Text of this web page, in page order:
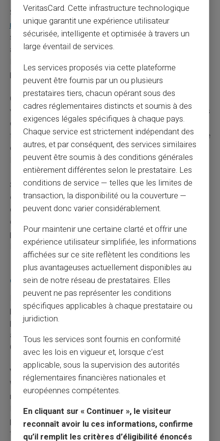
Signalez l'arnaque sur la plateforme PHAROS du
ministère de l'Intérieur. Ce service recueille les
signalements d'escroqueries en ligne. Vos informations
alimentent les bases de données des forces de l'ordre.
D'autres victimes potentielles peuvent ainsi être
protégées.
Contestez la transaction auprès de votre banque avec
votre récépissé de plainte. Les établissements bancaires
disposent de procédures de remboursement des
fraudes. Vous devez prouver votre bonne foi et l'absence
de négligence. Le délai de remboursement varie selon
les situations.
Signalez le profil frauduleux sur le réseau social
concerné.Facebook, Instagram et Vinted ferment les
comptes signalés à répétition. Votre action protège
d'autres utilisateurs contre le même escroc. Les
plateformes prennent ces signalements au sérieux pour
leur réputation.
Les spécificités de chaque plateforme à
connaître
Facebook Marketplace recommande les paiements en
personne uniquement. La plateforme n'offre aucune
protection pour les transactions à distance. Vous
assumez seul les risques des achats ou ventes livrés.
Cette limitation pousse à la prudence maximale.
Vinted impose son système de paiement Vinted
Wallet pour protéger les utilisateurs.Le vendeur ne
reçoit l'argent qu'après confirmation de livraison par
l'acheteur. Cette sécurité justifie les frais de service
prélevés par la plateforme. Vous payez pour la
tranquillité d'esprit.
VeritasCard. Cette infrastructure technologique
unique garantit une expérience utilisateur
sécurisée, intelligente et optimisée à travers un
large éventail de services.
Les services proposés via cette plateforme
peuvent être fournis par un ou plusieurs
prestataires tiers, chacun opérant sous des
cadres réglementaires distincts et soumis à des
exigences légales spécifiques à chaque pays.
Chaque service est strictement indépendant des
autres, et par conséquent, des services similaires
peuvent être soumis à des conditions générales
entièrement différentes selon le prestataire. Les
conditions de service — telles que les limites de
transaction, la disponibilité ou la couverture —
peuvent donc varier considérablement.
Pour maintenir une certaine clarté et offrir une
expérience utilisateur simplifiée, les informations
affichées sur ce site reflètent les conditions les
plus avantageuses actuellement disponibles au
sein de notre réseau de prestataires. Elles
peuvent ne pas représenter les conditions
spécifiques applicables à chaque prestataire ou
juridiction.
Tous les services sont fournis en conformité
avec les lois en vigueur et, lorsque c’est
applicable, sous la supervision des autorités
réglementaires financières nationales et
européennes compétentes.
En cliquant sur « Continuer », le visiteur
reconnaît avoir lu ces informations, confirme
qu’il remplit les critères d’éligibilité énoncés